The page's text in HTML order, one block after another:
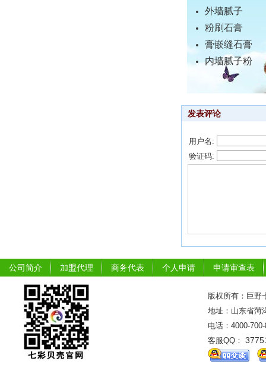
外墙腻子
粉刷石膏
膏嵌缝石膏
内墙腻子粉
发表评论
用户名:
验证码:
公司简介 加盟代理 商务代表 个人申请 申请审查表
版权所有：巨野
地址：山东省菏
电话：4000-
客服QQ：